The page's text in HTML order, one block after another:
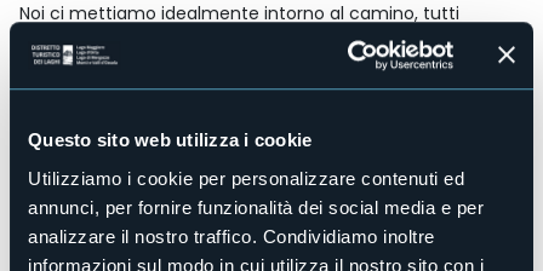
Questo sito web utilizza i cookie
Utilizziamo i cookie per personalizzare contenuti ed
annunci, per fornire funzionalità dei social media e per
analizzare il nostro traffico. Condividiamo inoltre
informazioni sul modo in cui utilizza il nostro sito con i
Noi ci mettiamo idealmente intorno al camino, tutti
insieme, per leggere questo racconto e tornare bambini,
riscoprendo questa festa che, al di là del credo religioso,
vuole unire le persone tra loro e ricordarci che l'uomo è
Il racconto scorre dalla voce di Matteo Minetti,
accompagnato dal clavicembalo di Gianluca Rovelli,
intervallato dalle carols eseguite dal Coro Polifonico di
Varzo, tra le quali spiccano composizioni originali di
Thomas Hewitt Jones, celebre giovane compositore